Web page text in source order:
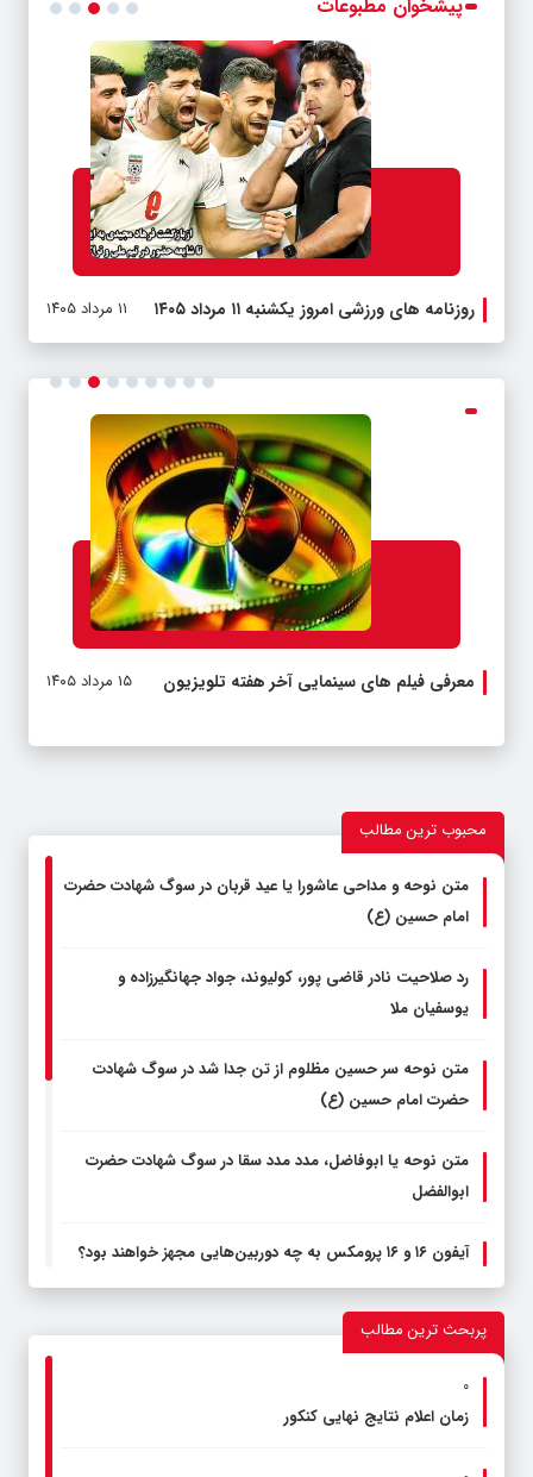
پیشخوان مطبوعات
روزنامه های ورزشی امروز یکشنبه ۱۱ مرداد ۱۴۰۵ ۱۱ مرداد ۱۴۰۵
معرفی فیلم های سینمایی آخر هفته تلویزیون ۱۵ مرداد ۱۴۰۵
محبوب ترین مطالب
متن نوحه و مداحی عاشورا یا عید قربان در سوگ شهادت حضرت
امام حسین (ع)
رد صلاحیت نادر قاضی پور، کولیوند، جواد جهانگیرزاده و
یوسفیان ملا
متن نوحه سر حسین مظلوم از تن جدا شد در سوگ شهادت
حضرت امام حسین (ع)
متن نوحه یا ابوفاضل، مدد مدد سقا در سوگ شهادت حضرت
ابوالفضل
آیفون ۱۶ و ۱۶ پرومکس به چه دوربین‌هایی مجهز خواهند بود؟
روز شمار و عناوین ایام الله دهه فجر انقلاب اسلامی
متن نوحه ای علمدارم زپا افتاده ای تو در سوگ شهادت حضرت
پربحث ترین مطالب
۰
زمان اعلام نتایج نهایی کنکور